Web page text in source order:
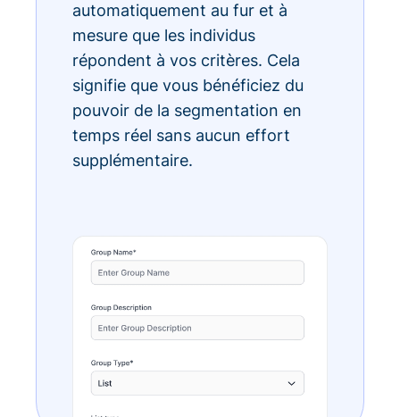
automatiquement au fur et à
mesure que les individus
répondent à vos critères. Cela
signifie que vous bénéficiez du
pouvoir de la segmentation en
temps réel sans aucun effort
supplémentaire.